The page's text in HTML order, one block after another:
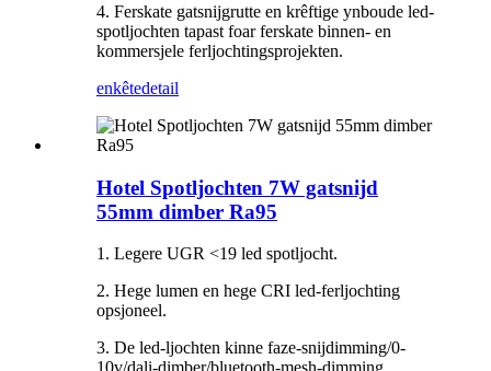
4. Ferskate gatsnijgrutte en krêftige ynboude led-
spotljochten tapast foar ferskate binnen- en
kommersjele ferljochtingsprojekten.
enkêtedetail
Hotel Spotljochten 7W gatsnijd
55mm dimber Ra95
1. Legere UGR <19 led spotljocht.
2. Hege lumen en hege CRI led-ferljochting
opsjoneel.
3. De led-ljochten kinne faze-snijdimming/0-